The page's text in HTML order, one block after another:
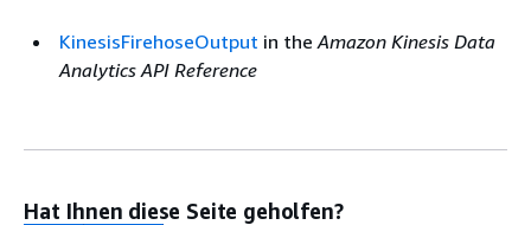
KinesisFirehoseOutput in the Amazon Kinesis Data
Analytics API Reference
Hat Ihnen diese Seite geholfen?